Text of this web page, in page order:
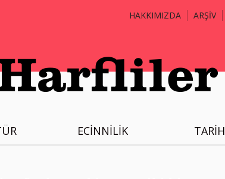
HAKKIMIZDA ARŞİV
ECİNNİLİK TARİH